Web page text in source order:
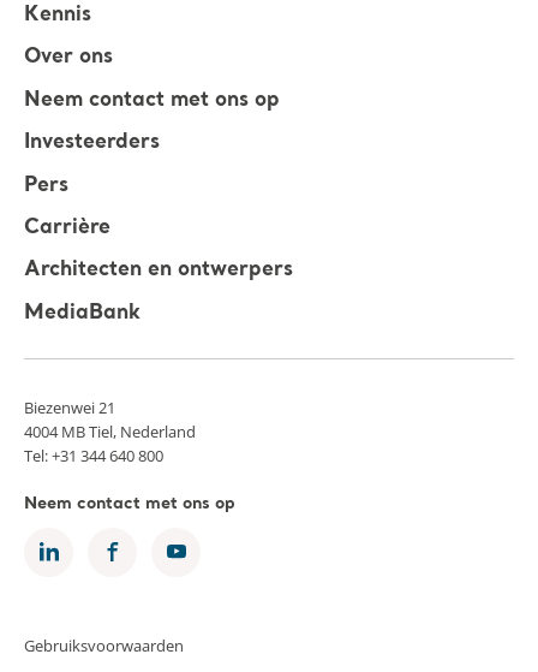
Kennis
Over ons
Neem contact met ons op
Investeerders
Pers
Carrière
Architecten en ontwerpers
MediaBank
Biezenwei 21
4004 MB Tiel, Nederland
Tel: +31 344 640 800
Neem contact met ons op
Gebruiksvoorwaarden